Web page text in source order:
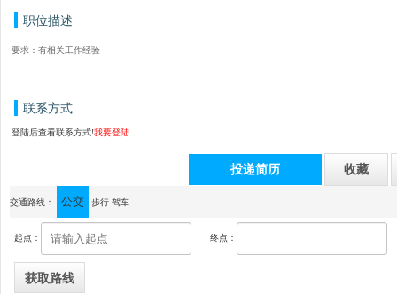
职位描述
要求：有相关工作经验
联系方式
登陆后查看联系方式!我要登陆
投递简历 收藏
通讯地址：中山市横栏镇新茂工业区康龙大道23号（康龙四路）
交通路线： 公交 步行 驾车
起点： 终点：